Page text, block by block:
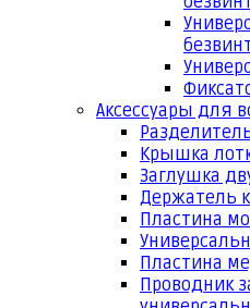
Аксессуары для
Крышка
Заглушка
Держатель
Пластина
Пластина
Проводник